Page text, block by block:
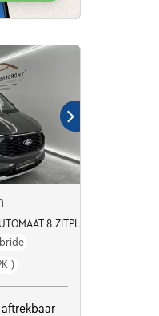
8 ZITPLAATSEN
)
aftrekbaar